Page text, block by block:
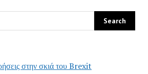
στην σκιά του Brexit